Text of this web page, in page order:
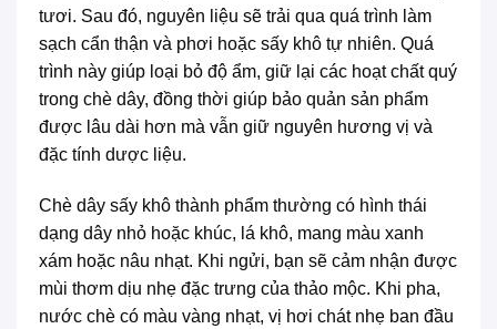
tươi. Sau đó, nguyên liệu sẽ trải qua quá trình làm
sạch cẩn thận và phơi hoặc sấy khô tự nhiên. Quá
trình này giúp loại bỏ độ ẩm, giữ lại các hoạt chất quý
trong chè dây, đồng thời giúp bảo quản sản phẩm
được lâu dài hơn mà vẫn giữ nguyên hương vị và
đặc tính dược liệu.
Chè dây sấy khô thành phẩm thường có hình thái
dạng dây nhỏ hoặc khúc, lá khô, mang màu xanh
xám hoặc nâu nhạt. Khi ngửi, bạn sẽ cảm nhận được
mùi thơm dịu nhẹ đặc trưng của thảo mộc. Khi pha,
nước chè có màu vàng nhạt, vị hơi chát nhẹ ban đầu